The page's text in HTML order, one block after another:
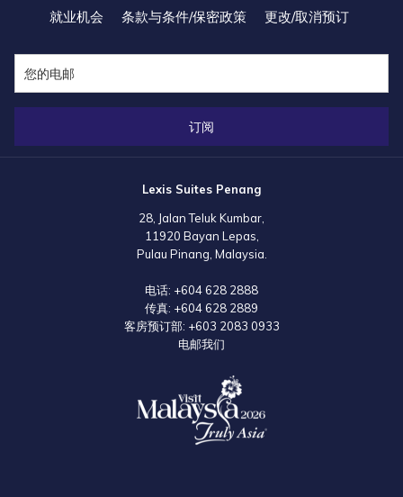
就业机会 条款与条件/保密政策 更改/取消预订
订阅
Lexis Suites Penang
28, Jalan Teluk Kumbar,
11920 Bayan Lepas,
Pulau Pinang, Malaysia.
电话: +604 628 2888
传真: +604 628 2889
客房预订部: +603 2083 0933
电邮我们